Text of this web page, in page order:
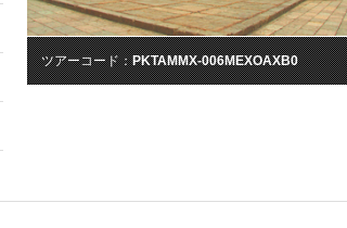
ツアーコード：PKTAMMX-006MEXOAXB0